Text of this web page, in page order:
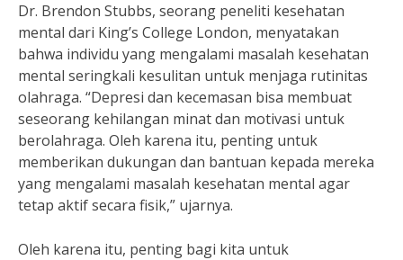
Dr. Brendon Stubbs, seorang peneliti kesehatan
mental dari King’s College London, menyatakan
bahwa individu yang mengalami masalah kesehatan
mental seringkali kesulitan untuk menjaga rutinitas
olahraga. “Depresi dan kecemasan bisa membuat
seseorang kehilangan minat dan motivasi untuk
berolahraga. Oleh karena itu, penting untuk
memberikan dukungan dan bantuan kepada mereka
yang mengalami masalah kesehatan mental agar
tetap aktif secara fisik,” ujarnya.
Oleh karena itu, penting bagi kita untuk